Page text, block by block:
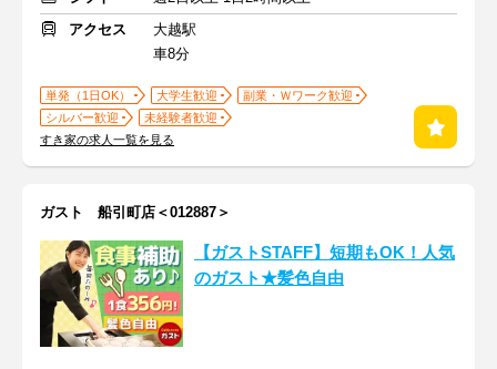
アクセス
大越駅
車8分
単発（1日OK） 大学生歓迎
副業・Ｗワーク歓迎
シルバー歓迎
未経験者歓迎
すき家の求人一覧を見る
ガスト 船引町店＜012887＞
【ガストSTAFF】短期もOK！人気
のガスト★髪色自由